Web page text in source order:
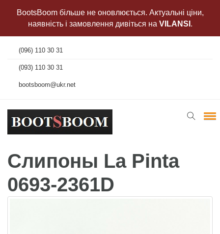
BootsBoom більше не оновлюється. Актуальні ціни,
наявність і замовлення дивіться на VILANSI .
(096) 110 30 31
(093) 110 30 31
bootsboom@ukr.net
Слипоны La Pinta
0693-2361D